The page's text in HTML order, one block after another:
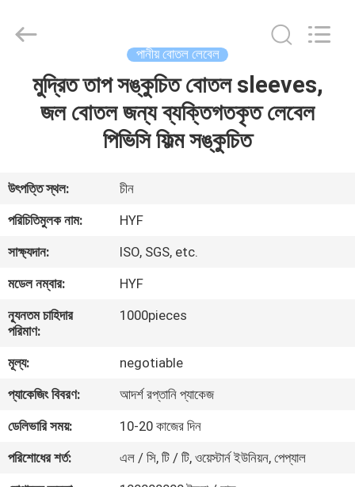
ভিডিও
সম্পর্কে
কারখানা
মান
নিয়ন্ত্রণ
পানীয় বোতল লেবেল
মুদ্রিত তাপ সঙ্কুচিত বোতল sleeves,
জল বোতল জন্য ব্যক্তিগতকৃত লেবেল
পিভিসি ফিল্ম সঙ্কুচিত
উৎপত্তি স্থল:
চীন
পরিচিতিমুলক নাম:
HYF
সাক্ষ্যদান:
ISO, SGS, etc.
মডেল নম্বার:
HYF
ন্যূনতম চাহিদার
পরিমাণ:
1000pieces
মূল্য:
negotiable
প্যাকেজিং বিবরণ:
আদর্শ রপ্তানি প্যাকেজ
ডেলিভারি সময়:
10-20 কাজের দিন
পরিশোধের শর্ত:
এল / সি, টি / টি, ওয়েস্টার্ন ইউনিয়ন, পেপ্যাল